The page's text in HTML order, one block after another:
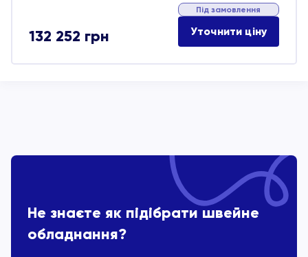
132 252 грн
Під замовлення
Уточнити ціну
Не знаєте як підібрати швейне
обладнання?